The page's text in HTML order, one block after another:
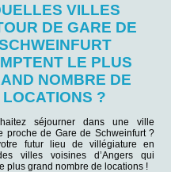
VILLES
DE GARE DE
LE PLUS
NOMBRE DE
LOCATIONS ?
séjourner dans une ville
proche de Gare de Schweinfurt ?
futur lieu de villégiature en
villes voisines d’Angers qui
plus grand nombre de locations !